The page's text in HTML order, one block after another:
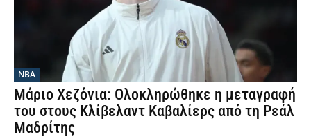
NBA
Μάριο Χεζόνια: Ολοκληρώθηκε η μεταγραφή
του στους Κλίβελαντ Καβαλίερς από τη Ρεάλ
Μαδρίτης